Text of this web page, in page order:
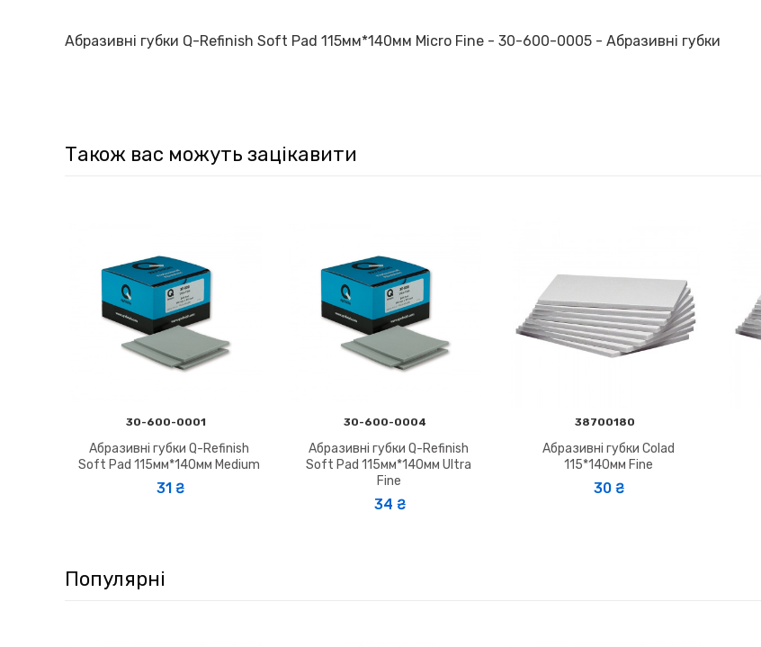
Абразивні губки Q-Refinish Soft Pad 115мм*140мм Micro Fine - 30-600-0005 - Абразивні губки
Також вас можуть зацікавити
30-600-0001
Абразивні губки Q-Refinish
Soft Pad 115мм*140мм Medium
31 ₴
30-600-0004
Абразивні губки Q-Refinish
Soft Pad 115мм*140мм Ultra
Fine
34 ₴
38700180
Абразивні губки Colad
115*140мм Fine
30 ₴
Популярні